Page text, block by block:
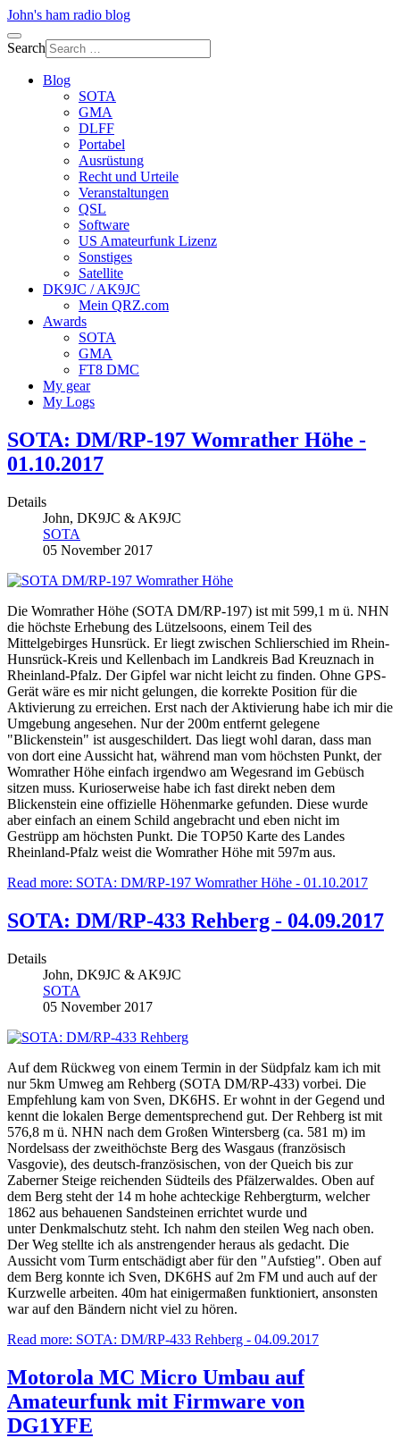
John's ham radio blog
Search
Blog
SOTA
GMA
DLFF
Portabel
Ausrüstung
Recht und Urteile
Veranstaltungen
QSL
Software
US Amateurfunk Lizenz
Sonstiges
Satellite
DK9JC / AK9JC
Mein QRZ.com
Awards
SOTA
GMA
FT8 DMC
My gear
My Logs
SOTA: DM/RP-197 Womrather Höhe -
01.10.2017
Details
John, DK9JC & AK9JC
SOTA
05 November 2017
Die Womrather Höhe (SOTA DM/RP-197) ist mit 599,1 m ü. NHN
die höchste Erhebung des Lützelsoons, einem Teil des
Mittelgebirges Hunsrück. Er liegt zwischen Schlierschied im Rhein-
Hunsrück-Kreis und Kellenbach im Landkreis Bad Kreuznach in
Rheinland-Pfalz. Der Gipfel war nicht leicht zu finden. Ohne GPS-
Gerät wäre es mir nicht gelungen, die korrekte Position für die
Aktivierung zu erreichen. Erst nach der Aktivierung habe ich mir die
Umgebung angesehen. Nur der 200m entfernt gelegene
"Blickenstein" ist ausgeschildert. Das liegt wohl daran, dass man
von dort eine Aussicht hat, während man vom höchsten Punkt, der
Womrather Höhe einfach irgendwo am Wegesrand im Gebüsch
sitzen muss. Kurioserweise habe ich fast direkt neben dem
Blickenstein eine offizielle Höhenmarke gefunden. Diese wurde
aber einfach an einem Schild angebracht und eben nicht im
Gestrüpp am höchsten Punkt. Die TOP50 Karte des Landes
Rheinland-Pfalz weist die Womrather Höhe mit 597m aus.
Read more: SOTA: DM/RP-197 Womrather Höhe - 01.10.2017
SOTA: DM/RP-433 Rehberg - 04.09.2017
Details
John, DK9JC & AK9JC
SOTA
05 November 2017
Auf dem Rückweg von einem Termin in der Südpfalz kam ich mit
nur 5km Umweg am Rehberg (SOTA DM/RP-433) vorbei. Die
Empfehlung kam von Sven, DK6HS. Er wohnt in der Gegend und
kennt die lokalen Berge dementsprechend gut. Der Rehberg ist mit
576,8 m ü. NHN nach dem Großen Wintersberg (ca. 581 m) im
Nordelsass der zweithöchste Berg des Wasgaus (französisch
Vasgovie), des deutsch-französischen, von der Queich bis zur
Zaberner Steige reichenden Südteils des Pfälzerwaldes. Oben auf
dem Berg steht der 14 m hohe achteckige Rehbergturm, welcher
1862 aus behauenen Sandsteinen errichtet wurde und
unter Denkmalschutz steht. Ich nahm den steilen Weg nach oben.
Der Weg stellte ich als anstrengender heraus als gedacht. Die
Aussicht vom Turm entschädigt aber für den "Aufstieg". Oben auf
dem Berg konnte ich Sven, DK6HS auf 2m FM und auch auf der
Kurzwelle arbeiten. 40m hat einigermaßen funktioniert, ansonsten
war auf den Bändern nicht viel zu hören.
Read more: SOTA: DM/RP-433 Rehberg - 04.09.2017
Motorola MC Micro Umbau auf
Amateurfunk mit Firmware von
DG1YFE